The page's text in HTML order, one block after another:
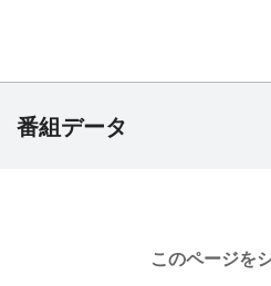
・柳家小満ん（やなぎや・
ぶろ）」※地上波未放送
番組データ
「藪入り」橘家圓太郎、「居
このページを